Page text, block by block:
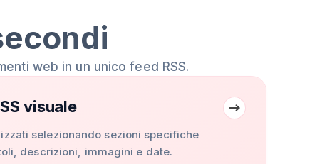
web in un unico feed RSS.
visuale
selezionando sezioni specifiche
descrizioni, immagini e date.